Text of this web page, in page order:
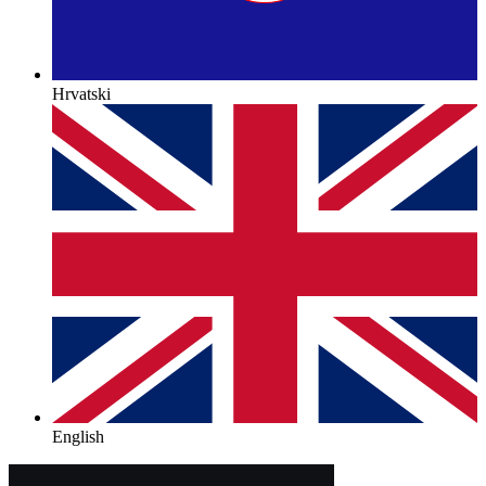
Hrvatski
English